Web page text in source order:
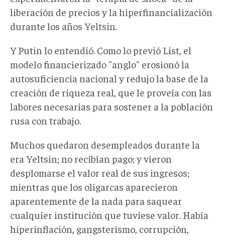
liberación de precios y la hiperfinancialización
durante los años Yeltsin.
Y Putin lo entendió. Como lo previó List, el
modelo financierizado "anglo" erosionó la
autosuficiencia nacional y redujo la base de la
creación de riqueza real, que le proveía con las
labores necesarias para sostener a la población
rusa con trabajo.
Muchos quedaron desempleados durante la
era Yeltsin; no recibían pago; y vieron
desplomarse el valor real de sus ingresos;
mientras que los oligarcas aparecieron
aparentemente de la nada para saquear
cualquier institución que tuviese valor. Había
hiperinflación, gangsterismo, corrupción,